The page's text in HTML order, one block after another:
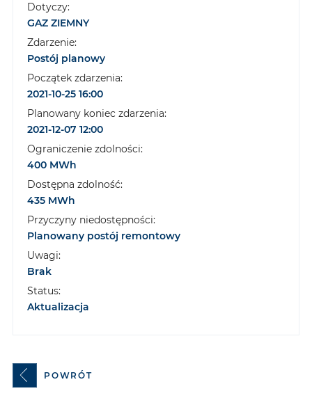
Dotyczy:
GAZ ZIEMNY
Zdarzenie:
Postój planowy
Początek zdarzenia:
2021-10-25 16:00
Planowany koniec zdarzenia:
2021-12-07 12:00
Ograniczenie zdolności:
400 MWh
Dostępna zdolność:
435 MWh
Przyczyny niedostępności:
Planowany postój remontowy
Uwagi:
Brak
Status:
Aktualizacja
POWRÓT